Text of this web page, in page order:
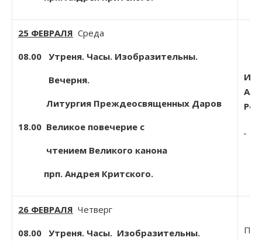
25 ФЕВРАЛЯ Среда
08.00 Утреня. Часы. Изобразительны.
Вечерня.
Литургия Преждеосвященных Даров
18.00 Великое повечерие с
чтением Великого канона
прп. Андрея Критского.
26 ФЕВРАЛЯ Четверг
08.00 Утреня. Часы. Изобразительны.